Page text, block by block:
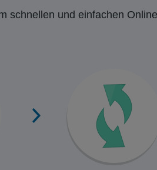
schnellen und einfachen